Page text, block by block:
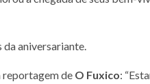
da aniversariante.
reportagem de O Fuxico: